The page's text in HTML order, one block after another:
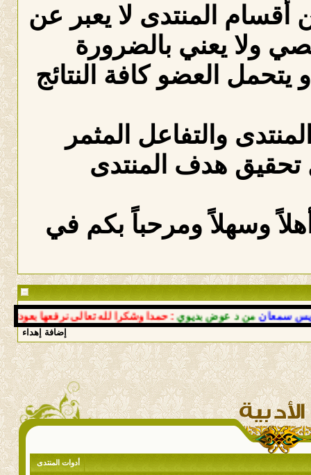
المنتدى لا يعبر عن
ولا يعني بالضرورة
العضو كافة النتائج
والتفاعل المثمر
هدف المنتدى
وسهلاً ومرحباً بكم في
من د عوض بديوي : حمدا وشكرا لله تعالى نرفعها بعودتك
إضافة إهداء
أدوات المنتدى